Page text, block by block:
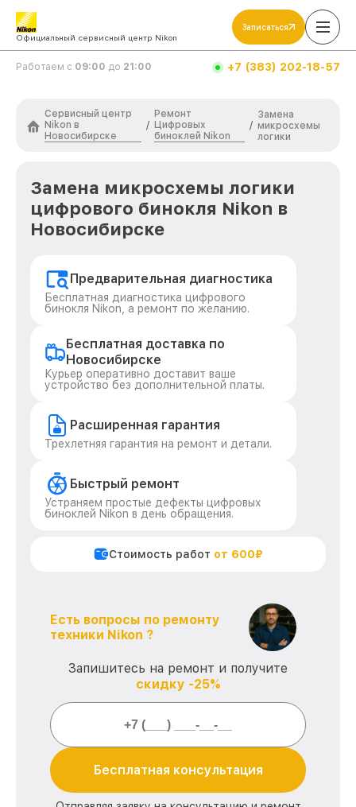
Официальный сервисный центр Nikon
Записаться
Работаем с 09:00 до 21:00 +7 (383) 202-18-57
Сервисный центр
Nikon в
Новосибирске
/
Ремонт
Цифровых
биноклей Nikon
/
Замена
микросхемы
логики
Замена микросхемы логики
цифрового бинокля Nikon в
Новосибирске
Предварительная диагностика
Бесплатная диагностика цифрового
бинокля Nikon, а ремонт по желанию.
Бесплатная доставка по
Новосибирске
Курьер оперативно доставит ваше
устройство без дополнительной платы.
Расширенная гарантия
Трехлетняя гарантия на ремонт и детали.
Быстрый ремонт
Устраняем простые дефекты цифровых
биноклей Nikon в день обращения.
Стоимость работ от 600₽
Есть вопросы по ремонту
техники Nikon ?
Запишитесь на ремонт и получите
скидку -25%
Бесплатная консультация